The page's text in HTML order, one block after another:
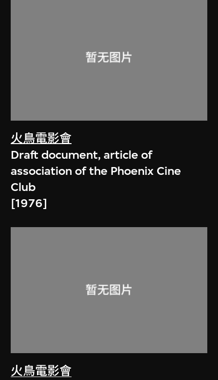
火鳥電影會
Draft document, article of
association of the Phoenix Cine
Club
[1976]
火鳥電影會